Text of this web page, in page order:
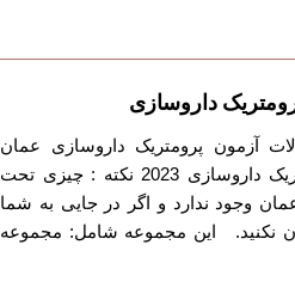
داروسازی
آزمون پرومتریک داروسازی عمان
نمونه سوالات پکیج آزمون پرومتریک داروسازی 2023 نکته : چیزی تحت
وجود ندارد و اگر در جایی به شما
نکنید. این مجموعه شامل: مجموعه